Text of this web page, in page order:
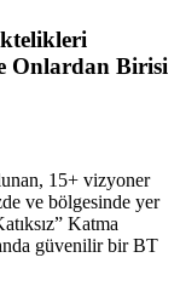
Onlardan Birisi
15+ vizyoner
ve bölgesinde yer
Katma
güvenilir bir BT